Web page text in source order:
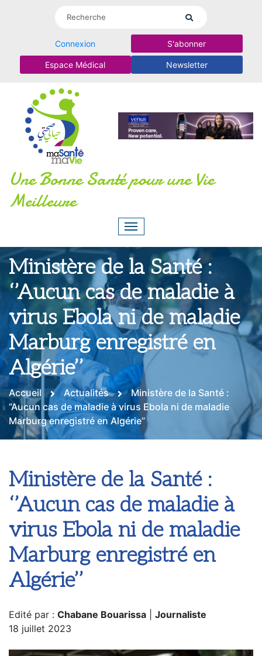
Connexion S'abonner
Espace Médical Newsletter
Une Bonne Santé pour une Vie
Meilleure
Ministère de la Santé :
‘’Aucun cas de maladie à
virus Ebola ni de maladie
Marburg enregistré en
Algérie’’
Accueil Actualités
Ministère de la Santé :
‘’Aucun cas de maladie à virus Ebola ni de maladie
Marburg enregistré en Algérie’’
Ministère de la Santé :
‘’Aucun cas de maladie à
virus Ebola ni de maladie
Marburg enregistré en
Algérie’’
Edité par : Chabane Bouarissa
Journaliste
18 juillet 2023